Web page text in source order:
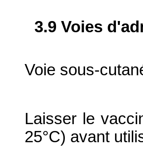
3.9 Voies
Voie sous-
Laisser le
25°C) avant